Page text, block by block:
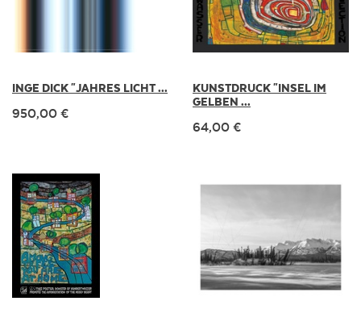
INGE DICK "JAHRES LICHT ...
950,00 €
KUNSTDRUCK "INSEL IM
GELBEN ...
64,00 €